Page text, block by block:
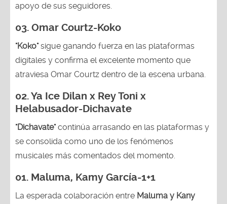
apoyo de sus seguidores.
03. Omar Courtz-Koko
"Koko"sigue ganando fuerza en las plataformas
digitales y confirma el excelente momento que
atraviesa Omar Courtz dentro de la escena urbana.
02.Ya Ice Dilan x Rey Toni x
Helabusador-Dichavate
"Dichavate"continúa arrasando en las plataformas y
se consolida como uno de los fenómenos
musicales más comentados del momento.
01. Maluma, Kamy García-1+1
La esperada colaboración entre Maluma y Kany